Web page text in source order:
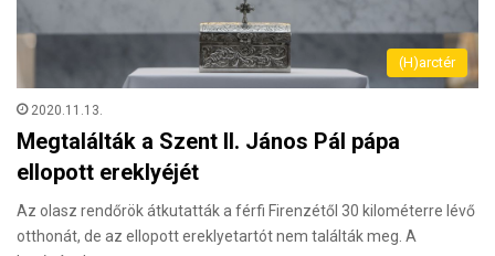
(H)arctér
2020.11.13.
Megtalálták a Szent II. János Pál pápa
ellopott ereklyéjét
Az olasz rendőrök átkutatták a férfi Firenzétől 30 kilométerre lévő
otthonát, de az ellopott ereklyetartót nem találták meg. A